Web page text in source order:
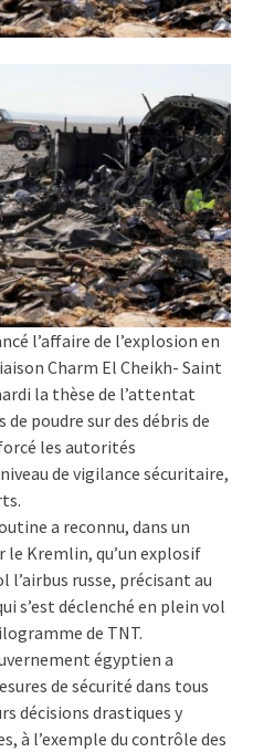
l’affaire de l’explosion en
Charm El Cheikh- Saint
la thèse de l’attentat
poudre sur des débris de
les autorités
de vigilance sécuritaire,
a reconnu, dans un
Kremlin, qu’un explosif
russe, précisant au
s’est déclenché en plein vol
de TNT.
égyptien a
de sécurité dans tous
décisions drastiques y
à l’exemple du contrôle des